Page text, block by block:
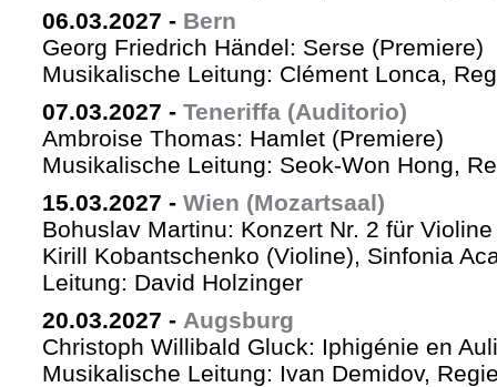
06.03.2027 - Bern
Georg Friedrich Händel: Serse (Premiere)
Musikalische Leitung: Clément Lonca,
07.03.2027 - Teneriffa (Auditorio)
Ambroise Thomas: Hamlet (Premiere)
Musikalische Leitung: Seok-Won Hong,
15.03.2027 - Wien (Mozartsaal)
Bohuslav Martinu: Konzert Nr. 2 für
Kirill Kobantschenko (Violine), Sinfonia
Leitung: David Holzinger
20.03.2027 - Augsburg
Christoph Willibald Gluck: Iphigénie en
Musikalische Leitung: Ivan Demidov,